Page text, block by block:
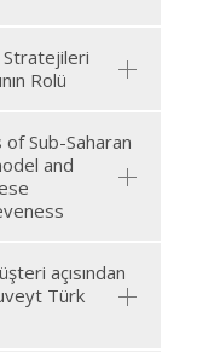
Stratejileri
Rolü
Sub-Saharan
and
açısından
Türk